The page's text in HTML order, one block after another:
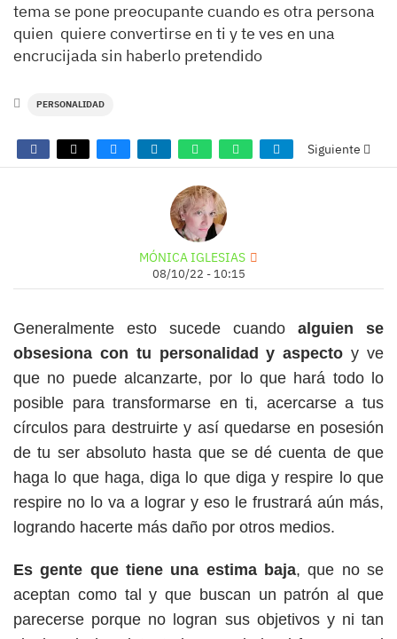
tema se pone preocupante cuando es otra persona
quien quiere convertirse en ti y te ves en una
encrucijada sin haberlo pretendido
PERSONALIDAD
Siguiente
MÓNICA IGLESIAS
08/10/22 - 10:15
Generalmente esto sucede cuando alguien se
obsesiona con tu personalidad y aspecto y ve
que no puede alcanzarte, por lo que hará todo lo
posible para transformarse en ti, acercarse a tus
círculos para destruirte y así quedarse en posesión
de tu ser absoluto hasta que se dé cuenta de que
haga lo que haga, diga lo que diga y respire lo que
respire no lo va a lograr y eso le frustrará aún más,
logrando hacerte más daño por otros medios.
Es gente que tiene una estima baja, que no se
aceptan como tal y que buscan un patrón al que
parecerse porque no logran sus objetivos y ni tan